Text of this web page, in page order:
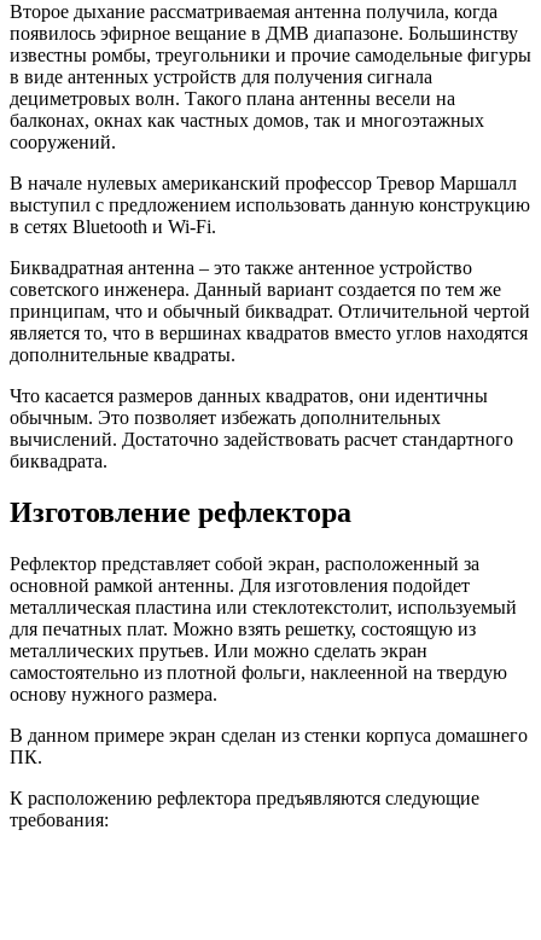
Второе дыхание рассматриваемая антенна получила, когда
появилось эфирное вещание в ДМВ диапазоне. Большинству
известны ромбы, треугольники и прочие самодельные фигуры
в виде антенных устройств для получения сигнала
дециметровых волн. Такого плана антенны весели на
балконах, окнах как частных домов, так и многоэтажных
сооружений.
В начале нулевых американский профессор Тревор Маршалл
выступил с предложением использовать данную конструкцию
в сетях Bluetooth и Wi-Fi.
Биквадратная антенна – это также антенное устройство
советского инженера. Данный вариант создается по тем же
принципам, что и обычный биквадрат. Отличительной чертой
является то, что в вершинах квадратов вместо углов находятся
дополнительные квадраты.
Что касается размеров данных квадратов, они идентичны
обычным. Это позволяет избежать дополнительных
вычислений. Достаточно задействовать расчет стандартного
биквадрата.
Изготовление рефлектора
Рефлектор представляет собой экран, расположенный за
основной рамкой антенны. Для изготовления подойдет
металлическая пластина или стеклотекстолит, используемый
для печатных плат. Можно взять решетку, состоящую из
металлических прутьев. Или можно сделать экран
самостоятельно из плотной фольги, наклеенной на твердую
основу нужного размера.
В данном примере экран сделан из стенки корпуса домашнего
ПК.
К расположению рефлектора предъявляются следующие
требования: